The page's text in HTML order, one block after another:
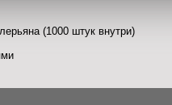
(1000 штук внутри)